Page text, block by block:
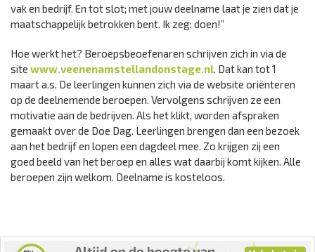
vak en bedrijf. En tot slot; met jouw deelname laat je zien dat je
maatschappelijk betrokken bent. Ik zeg: doen!”
Hoe werkt het? Beroepsbeoefenaren schrijven zich in via de
site www.veenenamstellandonstage.nl. Dat kan tot 1
maart a.s. De leerlingen kunnen zich via de website oriënteren
op de deelnemende beroepen. Vervolgens schrijven ze een
motivatie aan de bedrijven. Als het klikt, worden afspraken
gemaakt over de Doe Dag. Leerlingen brengen dan een bezoek
aan het bedrijf en lopen een dagdeel mee. Zo krijgen zij een
goed beeld van het beroep en alles wat daarbij komt kijken. Alle
beroepen zijn welkom. Deelname is kosteloos.